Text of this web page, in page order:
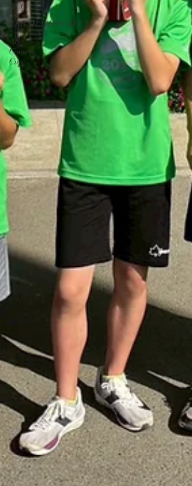
ACC
ABRAHAMPROJECT
All
Comers
Cup